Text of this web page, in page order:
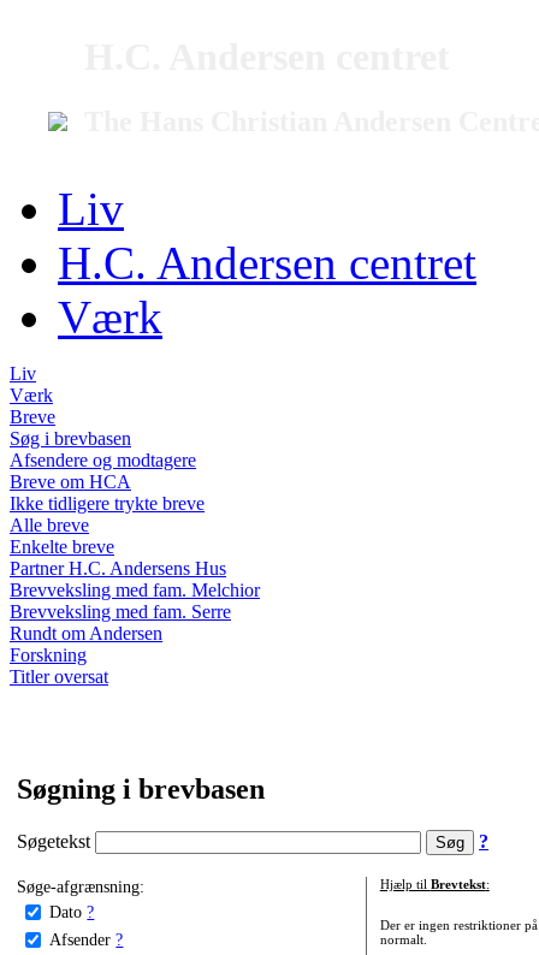
Liv
H.C. Andersen centret
Værk
Liv
Værk
Breve
Søg i brevbasen
Afsendere og modtagere
Breve om HCA
Ikke tidligere trykte breve
Alle breve
Enkelte breve
Partner H.C. Andersens Hus
Brevveksling med fam. Melchior
Brevveksling med fam. Serre
Rundt om Andersen
Forskning
Titler oversat
Søgning i brevbasen
Søgetekst ?
Søge-afgrænsning:
Dato ?
Afsender ?
Hjælp til Brevtekst:
Der er ingen restriktioner
normalt.